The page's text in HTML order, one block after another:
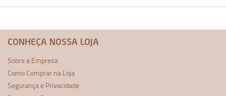
CONHEÇA NOSSA LOJA
Sobre a Empresa
Como Comprar na Loja
Segurança e Privacidade